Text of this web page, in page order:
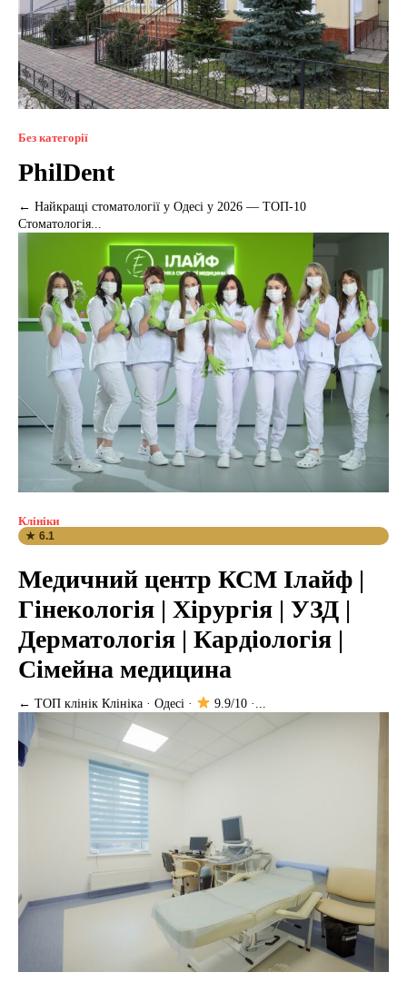
Без категорії
PhilDent
← Найкращі стоматології у Одесі у 2026 — ТОП-10
Стоматологія...
Клініки
★ 6.1
Медичний центр КСМ Ілайф |
Гінекологія | Хірургія | УЗД |
Дерматологія | Кардіологія |
Сімейна медицина
← ТОП клінік Клініка · Одесі · 9.9/10 ·...